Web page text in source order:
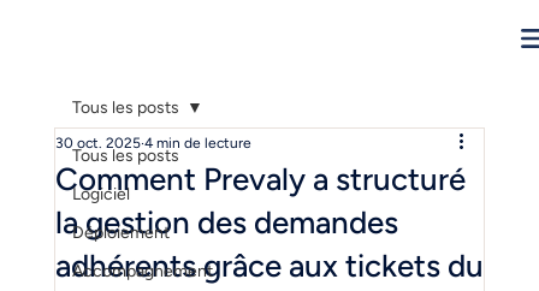
Tous les posts
Logiciel
Déploiement
Accompagnement
Tous les posts
Comment Prevaly a structuré
la gestion des demandes
adhérents grâce aux tickets du
30 oct. 2025 4 min de lecture